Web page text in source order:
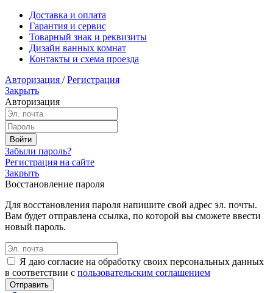
Доставка и оплата
Гарантия и сервис
Товарный знак и реквизиты
Дизайн ванных комнат
Контакты и схема проезда
Авторизация / Регистрация
Закрыть
Авторизация
Забыли пароль?
Регистрация на сайте
Закрыть
Восстановление пароля
Для восстановления пароля напишите свой адрес эл. почты.
Вам будет отправлена ссылка, по которой вы сможете ввести
новый пароль.
Я даю согласие на обработку своих персональных данных
в соответствии с пользовательским соглашением